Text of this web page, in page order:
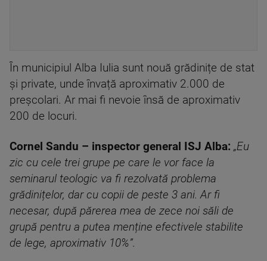
În municipiul Alba Iulia sunt nouă grădinițe de stat
și private, unde învață aproximativ 2.000 de
preșcolari. Ar mai fi nevoie însă de aproximativ
200 de locuri.
Cornel Sandu – inspector general ISJ Alba: „Eu
zic cu cele trei grupe pe care le vor face la
seminarul teologic va fi rezolvată problema
grădinițelor, dar cu copii de peste 3 ani. Ar fi
necesar, după părerea mea de zece noi săli de
grupă pentru a putea menține efectivele stabilite
de lege, aproximativ 10%”.